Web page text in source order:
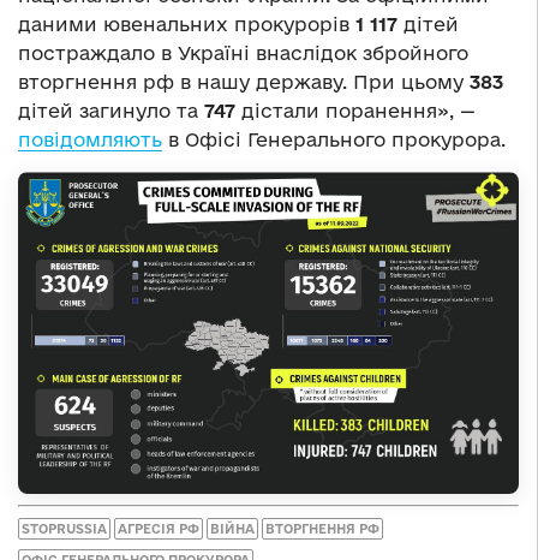
даними ювенальних прокурорів 1 117 дітей
постраждало в Україні внаслідок збройного
вторгнення рф в нашу державу. При цьому 383
дітей загинуло та 747 дістали поранення», —
повідомляють в Офісі Генерального прокурора.
STOPRUSSIA АГРЕСІЯ РФ ВІЙНА ВТОРГНЕННЯ РФ